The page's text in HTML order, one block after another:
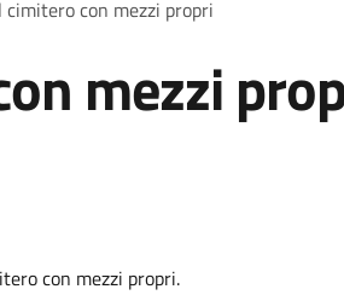
cimitero con mezzi propri
mezzi
con mezzi propri.